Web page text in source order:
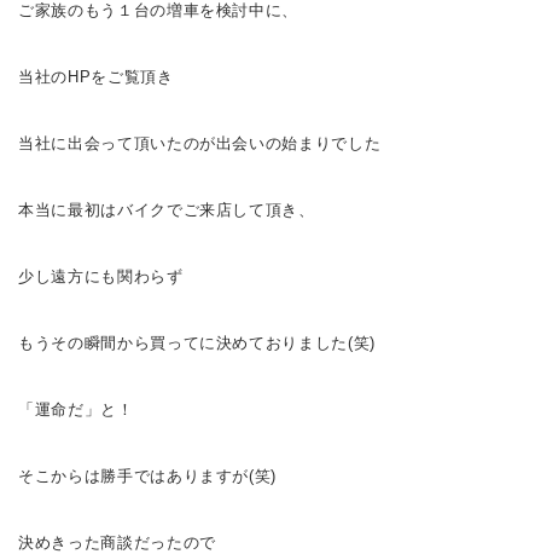
ご家族のもう１台の増車を検討中に、
当社のHPをご覧頂き
当社に出会って頂いたのが出会いの始まりでした
本当に最初はバイクでご来店して頂き、
少し遠方にも関わらず
もうその瞬間から買ってに決めておりました(笑)
「運命だ 」と！
そこからは勝手ではありますが(笑)
決めきった商談だったので